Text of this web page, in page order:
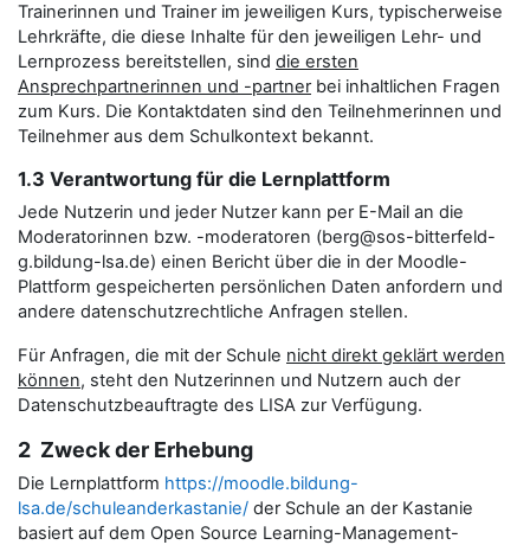
Trainerinnen und Trainer im jeweiligen Kurs, typischerweise
Lehrkräfte, die diese Inhalte für den jeweiligen Lehr- und
Lernprozess bereitstellen, sind die ersten
Ansprechpartnerinnen und -partnerbei inhaltlichen Fragen
zum Kurs. Die Kontaktdaten sind den Teilnehmerinnen und
Teilnehmer aus dem Schulkontext bekannt.
1.3 Verantwortung für die Lernplattform
Jede Nutzerin und jeder Nutzer kann per E-Mail an die
Moderatorinnen bzw. -moderatoren (berg@sos-bitterfeld-
g.bildung-lsa.de) einen Bericht über die in der Moodle-
Plattform gespeicherten persönlichen Daten anfordern und
andere datenschutzrechtliche Anfragen stellen.
Für Anfragen, die mit der Schule nicht direkt geklärt werden
können, steht den Nutzerinnen und Nutzern auch der
Datenschutzbeauftragte des LISA zur Verfügung.
2 Zweck der Erhebung
Die Lernplattform https://moodle.bildung-
lsa.de/schuleanderkastanie/ der Schule an der Kastanie
basiert auf dem Open Source Learning-Management-